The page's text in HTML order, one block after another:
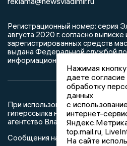
Регистрационный номер:
августа 2020 г. согласно выписке
зарегистрированных средств
выдана Федеральной службой
информационных технологий и
При использовании любого
гиперссылка на Сетевое
агентство Владимирские
Сообщения на сером фоне
Нажимая
даете согласие
обработку
данных
с
интернет-
top.mail.ru,
На сайте